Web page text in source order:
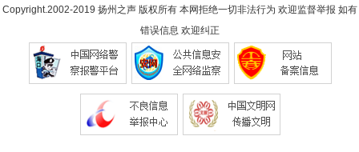
Copyright.2002-2019 扬州之声版权所有 本网拒绝一切非法行为 欢迎监督举报 如有
错误信息 欢迎纠正